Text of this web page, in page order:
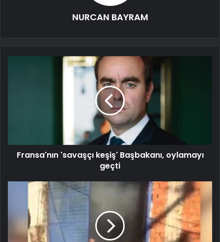
NURCAN BAYRAM
Fransa'nın 'savaşçı keşiş' Başbakanı, oylamayı
geçti